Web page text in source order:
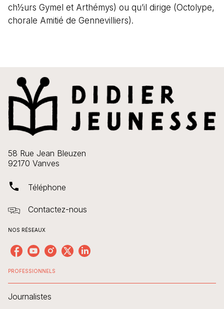
ch½urs Gymel et Arthémys) ou qu’il dirige (Octolype,
chorale Amitié de Gennevilliers).
58 Rue Jean Bleuzen
92170 Vanves
phone Téléphone
Contactez-nous
NOS RÉSEAUX
PROFESSIONNELS
Journalistes